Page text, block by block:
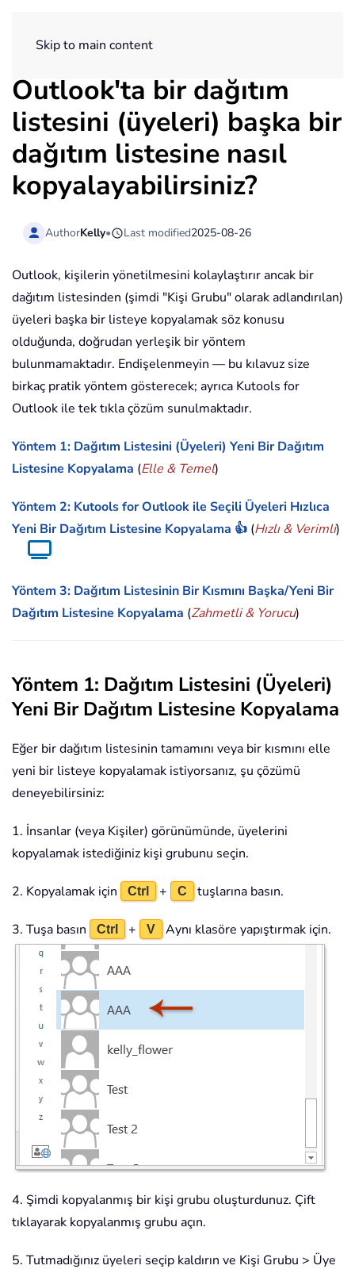
Skip to main content
Outlook'ta bir dağıtım
listesini (üyeleri) başka bir
dağıtım listesine nasıl
kopyalayabilirsiniz?
AuthorKelly• Last modified2025-08-26
Outlook, kişilerin yönetilmesini kolaylaştırır ancak bir
dağıtım listesinden (şimdi "Kişi Grubu" olarak adlandırılan)
üyeleri başka bir listeye kopyalamak söz konusu
olduğunda, doğrudan yerleşik bir yöntem
bulunmamaktadır. Endişelenmeyin — bu kılavuz size
birkaç pratik yöntem gösterecek; ayrıca Kutools for
Outlook ile tek tıkla çözüm sunulmaktadır.
Yöntem 1: Dağıtım Listesini (Üyeleri) Yeni Bir Dağıtım
Listesine Kopyalama (Elle & Temel)
Yöntem 2: Kutools for Outlook ile Seçili Üyeleri Hızlıca
Yeni Bir Dağıtım Listesine Kopyalama 👍 (Hızlı & Verimli)
Yöntem 3: Dağıtım Listesinin Bir Kısmını Başka/Yeni Bir
Dağıtım Listesine Kopyalama (Zahmetli & Yorucu)
Yöntem 1: Dağıtım Listesini (Üyeleri)
Yeni Bir Dağıtım Listesine Kopyalama
Eğer bir dağıtım listesinin tamamını veya bir kısmını elle
yeni bir listeye kopyalamak istiyorsanız, şu çözümü
deneyebilirsiniz:
1. İnsanlar (veya Kişiler) görünümünde, üyelerini
kopyalamak istediğiniz kişi grubunu seçin.
2. Kopyalamak için Ctrl + C tuşlarına basın.
3. Tuşa basın Ctrl + V Aynı klasöre yapıştırmak için.
4. Şimdi kopyalanmış bir kişi grubu oluşturdunuz. Çift
tıklayarak kopyalanmış grubu açın.
5. Tutmadığınız üyeleri seçip kaldırın ve Kişi Grubu > Üye